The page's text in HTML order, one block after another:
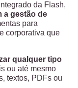
da Flash,
a gestão de
para
corporativa que
qualquer tipo
ou até mesmo
textos, PDFs ou